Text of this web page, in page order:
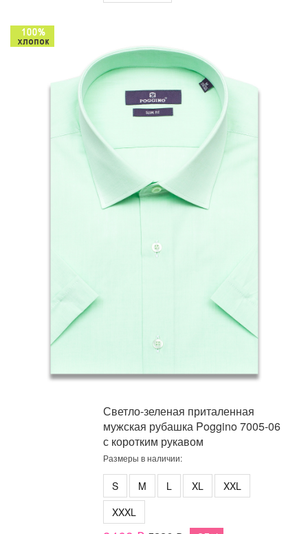
Светло-зеленая приталенная
мужская рубашка Poggino 7005-06
с коротким рукавом
Размеры в наличии:
S M L XL
XXL
XXXL